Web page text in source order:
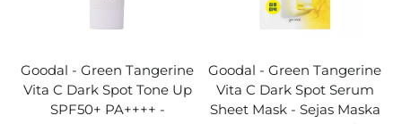
Goodal - Green Tangerine
Vita C Dark Spot Tone Up
SPF50+ PA++++ -
Goodal - Green Tangerine
Vita C Dark Spot Serum
Sheet Mask - Sejas Maska